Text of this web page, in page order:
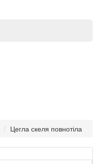
Цегла скеля повнотіла